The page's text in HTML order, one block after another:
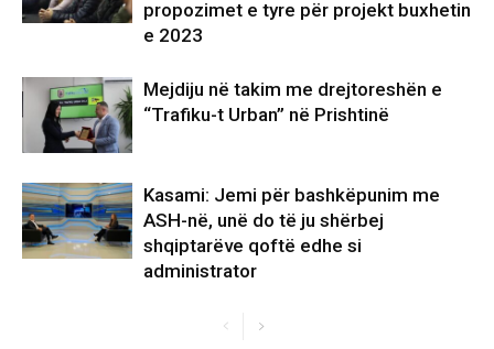
propozimet e tyre për projekt buxhetin
e 2023
Mejdiju në takim me drejtoreshën e
“Trafiku-t Urban” në Prishtinë
Kasami: Jemi për bashkëpunim me
ASH-në, unë do të ju shërbej
shqiptarëve qoftë edhe si
administrator